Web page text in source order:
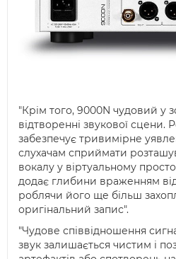
"Крім того, 9000N чудовий у
відтворенні звукової сцени.
забезпечує тривимірне
слухачам сприймати
вокалу у віртуальному
додає глибини враженням
роблячи його ще більш
оригінальний запис".
"Чудове співвідношення
звук залишається чистим і